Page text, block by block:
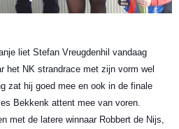
liet Stefan Vreugdenhil vandaag
het NK strandrace met zijn vorm wel
zat hij goed mee en ook in de finale
Bekkenk attent mee van voren.
met de latere winnaar Robbert de Nijs,